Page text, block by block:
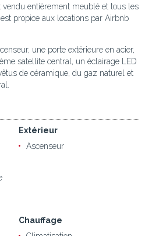
entièrement meublé et tous les
propice aux locations par Airbnb
une porte extérieure en acier,
satellite central, un éclairage LED
de céramique, du gaz naturel et
Extérieur
Ascenseur
Chauffage